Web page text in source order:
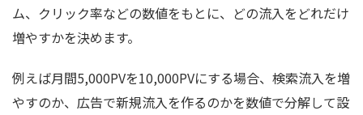
ム、クリック率などの数値をもとに、どの流入をどれだけ
増やすかを決めます。
例えば月間5,000PVを10,000PVにする場合、検索流入を増
やすのか、広告で新規流入を作るのかを数値で分解して設